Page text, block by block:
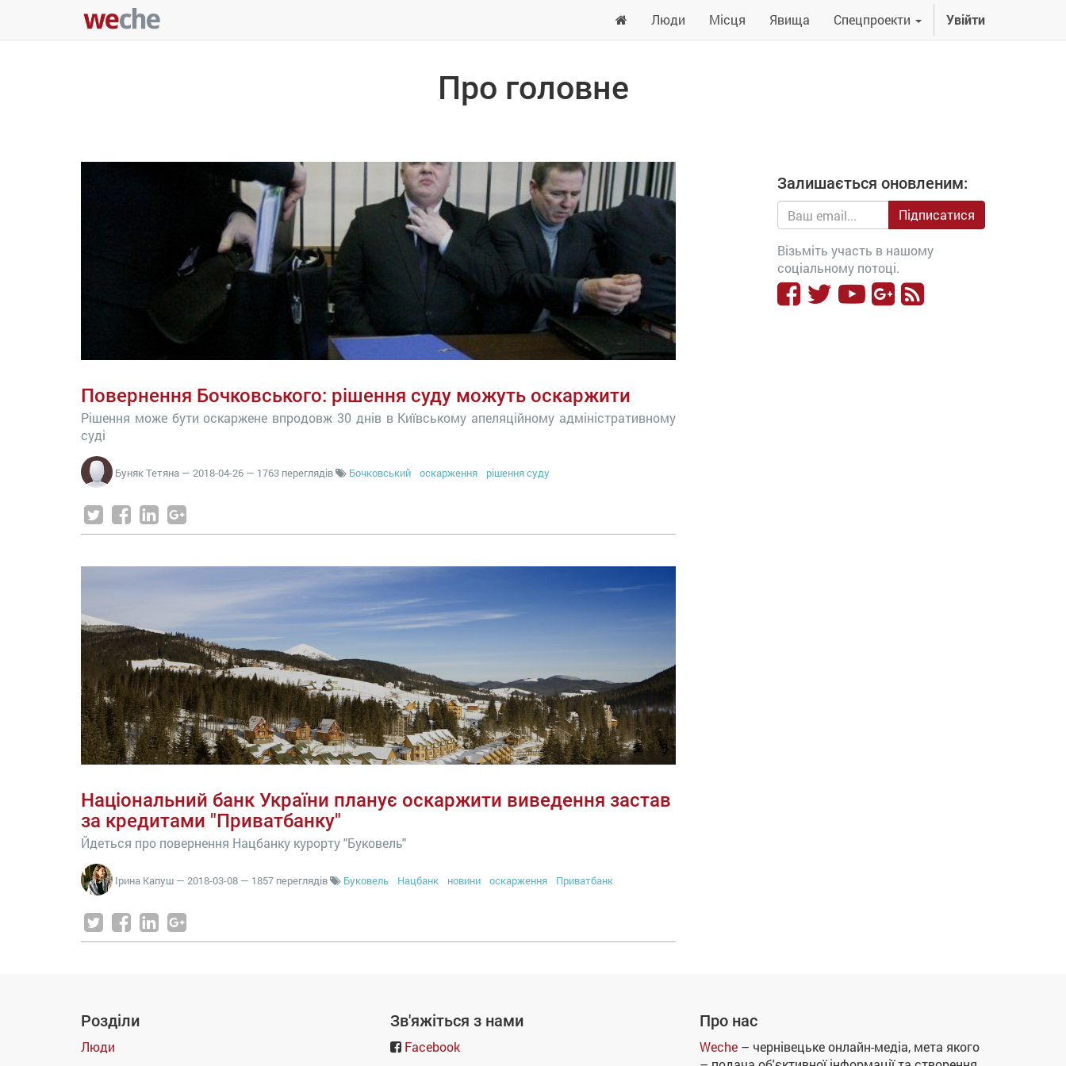
Люди Місця Явища Спецпроекти Увійти
Про головне
Повернення Бочковського: рішення суду можуть оскаржити
Рішення може бути оскаржене впродовж 30 днів в Київському апеляційному адміністративному
суді
Буняк Тетяна — 2018-04-26 — 1763 переглядів Бочковський оскарження рішення суду
Національний банк України планує оскаржити виведення застав
за кредитами "Приватбанку"
Йдеться про повернення Нацбанку курорту "Буковель"
Ірина Капуш — 2018-03-08 — 1857 переглядів Буковель Нацбанк новини оскарження Приватбанк
Залишається оновленим:
Підписатися
Візьміть участь в нашому
соціальному потоці.
Розділи
Люди
Зв'яжіться з нами
Facebook
Про нас
Weche – чернівецьке онлайн-медіа, мета якого